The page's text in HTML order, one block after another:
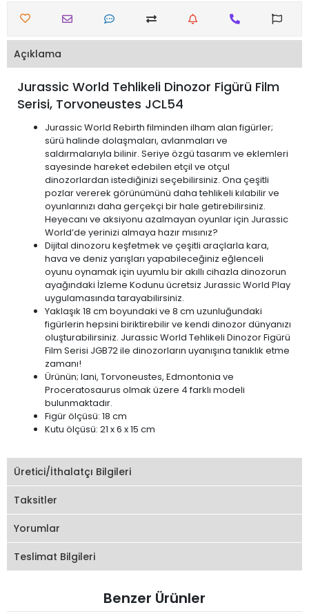
Açıklama
Jurassic World Tehlikeli Dinozor Figürü Film
Serisi, Torvoneustes JCL54
Jurassic World Rebirth filminden ilham alan figürler;
sürü halinde dolaşmaları, avlanmaları ve
saldırmalarıyla bilinir. Seriye özgü tasarım ve eklemleri
sayesinde hareket edebilen etçil ve otçul
dinozorlardan istediğinizi seçebilirsiniz. Ona çeşitli
pozlar vererek görünümünü daha tehlikeli kılabilir ve
oyunlarınızı daha gerçekçi bir hale getirebilirsiniz.
Heyecanı ve aksiyonu azalmayan oyunlar için Jurassic
World’de yerinizi almaya hazır mısınız?
Dijital dinozoru keşfetmek ve çeşitli araçlarla kara,
hava ve deniz yarışları yapabileceğiniz eğlenceli
oyunu oynamak için uyumlu bir akıllı cihazla dinozorun
ayağındaki İzleme Kodunu ücretsiz Jurassic World Play
uygulamasında tarayabilirsiniz.
Yaklaşık 18 cm boyundaki ve 8 cm uzunluğundaki
figürlerin hepsini biriktirebilir ve kendi dinozor dünyanızı
oluşturabilirsiniz. Jurassic World Tehlikeli Dinozor Figürü
Film Serisi JGB72 ile dinozorların uyanışına tanıklık etme
zamanı!
Ürünün; Iani, Torvoneustes, Edmontonia ve
Proceratosaurus olmak üzere 4 farklı modeli
bulunmaktadır.
Figür ölçüsü: 18 cm
Kutu ölçüsü: 21 x 6 x 15 cm
Üretici/İthalatçı Bilgileri
Taksitler
Yorumlar
Teslimat Bilgileri
Benzer Ürünler